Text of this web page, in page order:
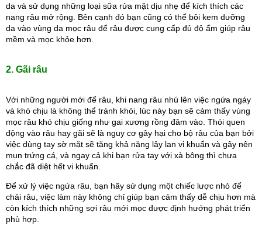
da và sử dụng những loại sữa rửa mặt dịu nhẹ để kích thích các
nang râu mở rộng. Bên cạnh đó bạn cũng có thể bôi kem dưỡng
da vào vùng da mọc râu để râu được cung cấp đủ độ ẩm giúp râu
mềm và mọc khỏe hơn.
2. Gãi râu
Với những người mới để râu, khi nang râu nhú lên việc ngứa ngáy
và khó chịu là không thể tránh khỏi, lúc này bạn sẽ cảm thấy vùng
mọc râu khó chịu giống như gai xương rồng đâm vào. Thói quen
động vào râu hay gãi sẽ là nguy cơ gây hại cho bộ râu của bạn bởi
việc dùng tay sờ mặt sẽ tăng khả năng lây lan vi khuẩn và gây nên
mụn trứng cá, và ngay cả khi bạn rửa tay với xà bông thì chưa
chắc đã diệt hết vi khuẩn.
Để xử lý việc ngứa râu, bạn hãy sử dụng một chiếc lược nhỏ để
chải râu, việc làm này không chỉ giúp bạn cảm thấy dễ chịu hơn mà
còn kích thích những sợi râu mới mọc được định hướng phát triển
phù hợp.